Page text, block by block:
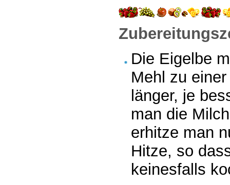
Die Eigelbe
Mehl zu
länger, je
man die
erhitze man
Hitze, so
keinesfalls